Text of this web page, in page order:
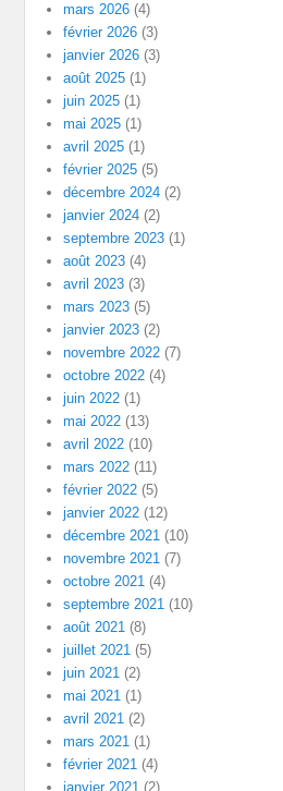
mars 2026 (4)
février 2026 (3)
janvier 2026 (3)
août 2025 (1)
juin 2025 (1)
mai 2025 (1)
avril 2025 (1)
février 2025 (5)
décembre 2024 (2)
janvier 2024 (2)
septembre 2023 (1)
août 2023 (4)
avril 2023 (3)
mars 2023 (5)
janvier 2023 (2)
novembre 2022 (7)
octobre 2022 (4)
juin 2022 (1)
mai 2022 (13)
avril 2022 (10)
mars 2022 (11)
février 2022 (5)
janvier 2022 (12)
décembre 2021 (10)
novembre 2021 (7)
octobre 2021 (4)
septembre 2021 (10)
août 2021 (8)
juillet 2021 (5)
juin 2021 (2)
mai 2021 (1)
avril 2021 (2)
mars 2021 (1)
février 2021 (4)
janvier 2021 (2)